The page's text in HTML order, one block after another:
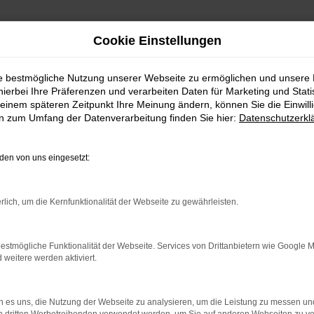
nach Stuttgart
| Lieferservice nach
– IHR KIA
suchen, empfehlen wir Ihnen einen Kia Niro
auf dem Weg zu einem Klassiker. Kennzeichnend
im Autohaus Daub kaufen, profitieren Sie von
wenn keinerlei Mängel mehr existieren und stellen
Cookie Einstellungen
bestmögliche Nutzung unserer Webseite zu ermöglichen und unsere
Ihre Präferenzen und verarbeiten Daten für Marketing und
späteren Zeitpunkt Ihre Meinung ändern, können Sie die
zum Umfang der Datenverarbeitung finden Sie hier:
von uns eingesetzt:
um die Kernfunktionalität der Webseite zu gewährleisten.
Funktionalität der Webseite. Services von Drittanbietern wie Google
weitere werden aktiviert.
es uns, die Nutzung der Webseite zu analysieren, um die Leistung zu messen